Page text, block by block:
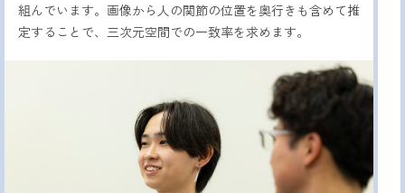
組んでいます。画像から人の関節の位置を奥行きも含めて推
定することで、三次元空間での一致率を求めます。